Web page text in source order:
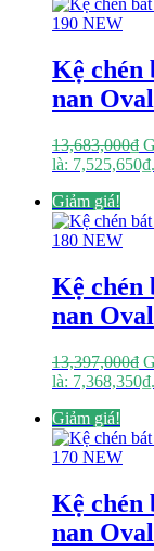
Kệ chén
nan
13,683,000₫
là: 7,525,650₫.
Giảm giá!
Kệ chén
nan
13,397,000₫
là: 7,368,350₫.
Giảm giá!
Kệ chén
nan